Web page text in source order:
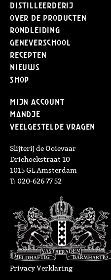
Distilleerderij
Over de producten
Rondleiding
Geneverschool
Recepten
Nieuws
Shop
Mijn Account
Mandje
Veelgestelde vragen
Slijterij de Ooievaar
Driehoekstraat 10
1015 GL Amsterdam
T: 020-626 77 52
Privacy Verklaring